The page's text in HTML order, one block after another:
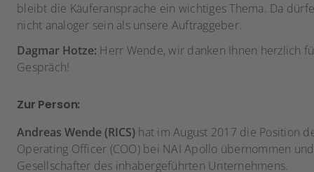
bleibt die Käuferansprache ein wichtiges Thema. Da
nicht analoger sein als unsere Auftraggeber.
Dagmar Hotze: Herr Wende, wir danken Ihnen herzlich
Gespräch!
Zur Person:
Andreas Wende (RICS) hat im August 2017 die Position
Operating Officer (COO) bei NAI Apollo übernommen
Gesellschafter des inhabergeführten Unternehmens.